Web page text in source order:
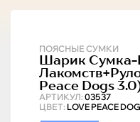
ПОЯСНЫЕ СУМКИ
АРТИКУЛ: 03537
Шарик Сумка-
Peace Dogs
ЦВЕТ: LOVE PEACE